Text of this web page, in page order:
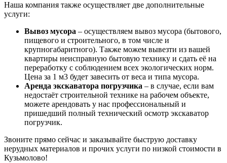
Наша компания также осуществляет две дополнительные
услуги:
Вывоз мусора – осуществляем вывоз мусора (бытового,
пищевого и строительного, в том числе и
крупногабаритного). Также можем вывезти из вашей
квартиры неисправную бытовую технику и сдать её на
переработку с соблюдением всех экологических норм.
Цена за 1 м3 будет завесить от веса и типа мусора.
Аренда экскаватора погрузчика – в случае, если вам
недостаёт строительной технике на рабочем объекте,
можете арендовать у нас профессиональный и
пришедший полный технический осмотр экскаватор
погрузчик.
Звоните прямо сейчас и заказывайте быструю доставку
нерудных материалов и прочих услуги по низкой стоимости в
Кузьмолово!